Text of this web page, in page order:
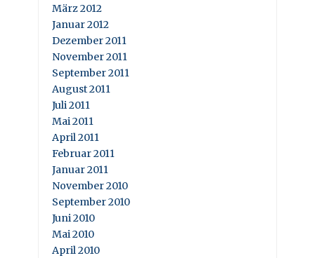
März 2012
Januar 2012
Dezember 2011
November 2011
September 2011
August 2011
Juli 2011
Mai 2011
April 2011
Februar 2011
Januar 2011
November 2010
September 2010
Juni 2010
Mai 2010
April 2010